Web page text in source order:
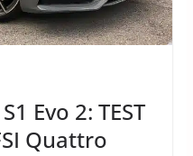
Evo 2: TEST
Quattro